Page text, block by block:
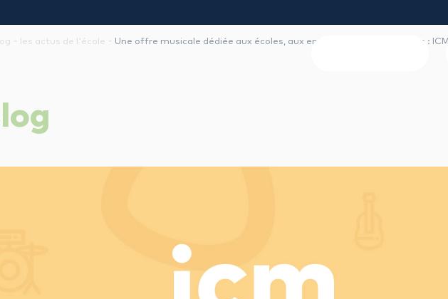
- les actus de l'école - Une offre musicale dédiée aux écoles, aux entreprises et aux lycéens :